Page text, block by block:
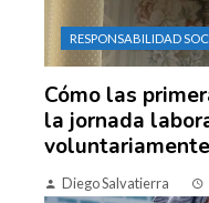
RESPONSABILIDAD
Cómo las
la jornada
voluntariamente
Diego Salvatierra